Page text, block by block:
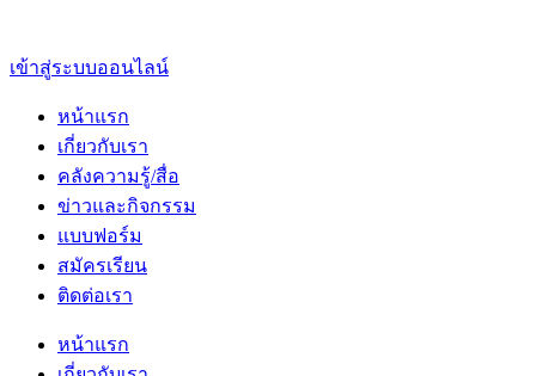
เข้าสู่ระบบออนไลน์
หน้าแรก
เกี่ยวกับเรา
คลังความรู้/สื่อ
ข่าวและกิจกรรม
แบบฟอร์ม
สมัครเรียน
ติดต่อเรา
หน้าแรก